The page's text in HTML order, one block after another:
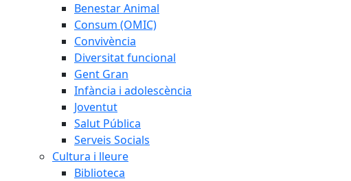
Benestar Animal
Consum (OMIC)
Convivència
Diversitat funcional
Gent Gran
Infància i adolescència
Joventut
Salut Pública
Serveis Socials
Cultura i lleure
Biblioteca